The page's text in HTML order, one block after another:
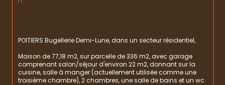
POITIERS Bugellerie Demi-Lune, dans un secteur résidentiel,
Maison de 77,18 m2, sur parcelle de 336 m2, avec garage
comprenant salon/séjour d'environ 22 m2, donnant sur la
cuisine, salle à manger (actuellement utilisée comme une
troisième chambre), 2 chambres, une salle de bains et un wc.